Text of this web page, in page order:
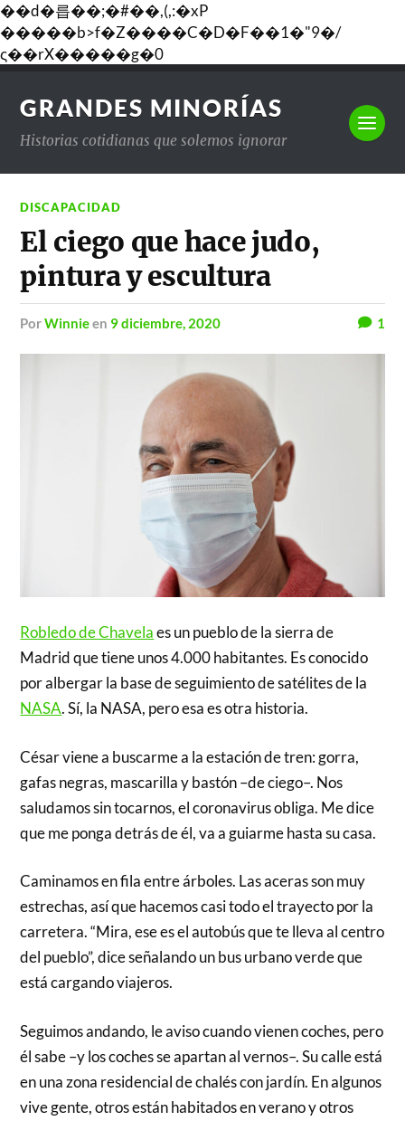
��d�릅��;�#��,(,:�xP
�����b>f�Z����C�D�F��1�"9�/
ς��rX�����g�0
GRANDES MINORÍAS
Historias cotidianas que solemos ignorar
DISCAPACIDAD
El ciego que hace judo,
pintura y escultura
porWinnieen 9 diciembre, 2020 1
Robledo de Chavelaes un pueblo de la sierra de
Madrid que tiene unos 4.000 habitantes. Es conocido
por albergar la base de seguimiento de satélites de la
NASA. Sí, la NASA, pero esa es otra historia.
César viene a buscarme a la estación de tren: gorra,
gafas negras, mascarilla y bastón –de ciego–. Nos
saludamos sin tocarnos, el coronavirus obliga. Me dice
que me ponga detrás de él, va a guiarme hasta su casa.
Caminamos en fila entre árboles. Las aceras son muy
estrechas, así que hacemos casi todo el trayecto por la
carretera. “Mira, ese es el autobús que te lleva al centro
del pueblo”, dice señalando un bus urbano verde que
está cargando viajeros.
Seguimos andando, le aviso cuando vienen coches, pero
él sabe –y los coches se apartan al vernos–. Su calle está
en una zona residencial de chalés con jardín. En algunos
vive gente, otros están habitados en verano y otros